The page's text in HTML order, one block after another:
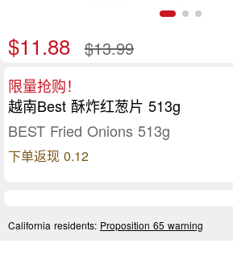
$11.88 $13.99
限量抢购！
越南Best 酥炸红葱片 513g
BEST Fried Onions 513g
下单返现 0.12
California residents: Proposition 65 warning